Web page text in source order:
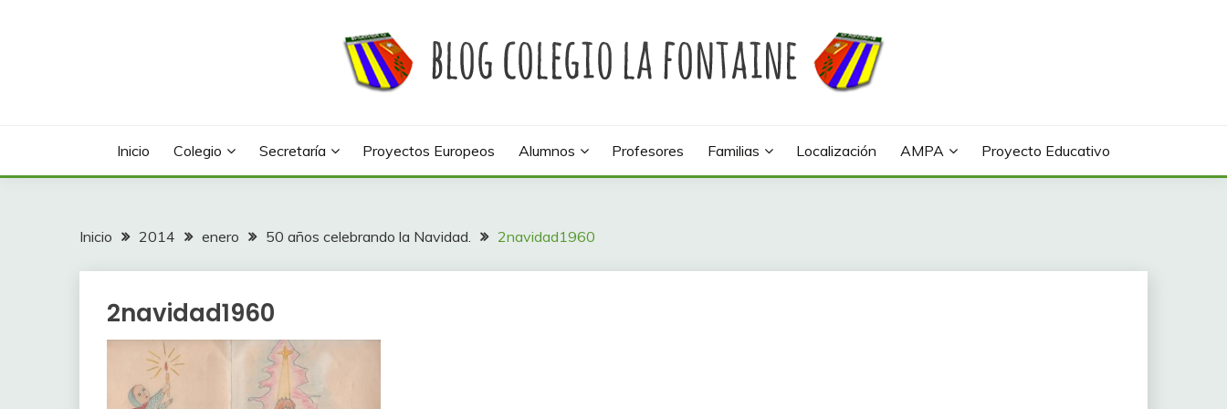
Inicio Colegio Secretaría Proyectos Europeos Alumnos Profesores Familias Localización AMPA Proyecto Educativo
Inicio 2014 enero 50 años celebrando la Navidad. 2navidad1960
2navidad1960